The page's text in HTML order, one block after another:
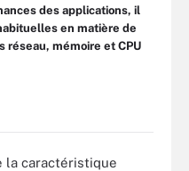
des applications, il
en matière de
réseau, mémoire et CPU
la caractéristique